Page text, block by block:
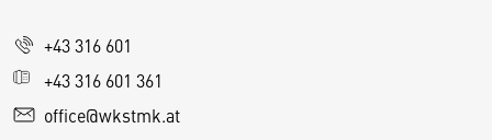
+43 316 601
+43 316 601 361
office@wkstmk.at
s
e
S